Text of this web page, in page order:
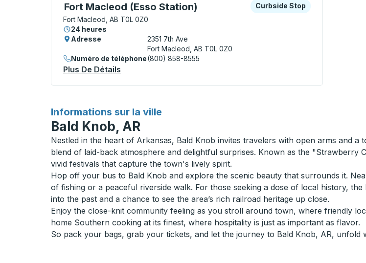
Fort Macleod (Esso Station)
Curbside Stop, utilisez les touches fléchées ou la touche Tab pour en savoir
Fort Macleod, AB T0L 0Z0
24 heures
Curbside Stop
Curbside Stop
Adresse
2351 7th Ave
Fort Macleod, AB T0L 0Z0
Numéro de téléphone(800) 858-8555
Plus De Détails
Informations sur la ville
pour
Bald Knob, AR
Nestled in the heart of Arkansas, Bald Knob invites travelers with open arms and
blend of laid-back atmosphere and delightful surprises. Known as the "Strawberry
vivid festivals that capture the town's lively spirit.
Hop off your bus to Bald Knob and explore the scenic beauty that surrounds it.
of fishing or a peaceful riverside walk. For those seeking a dose of local history,
into the past and a chance to see the area’s rich railroad heritage up close.
Enjoy the close-knit community feeling as you stroll around town, where friendly
home Southern cooking at its finest, where hospitality is just as important as flavor.
So pack your bags, grab your tickets, and let the journey to Bald Knob, AR,